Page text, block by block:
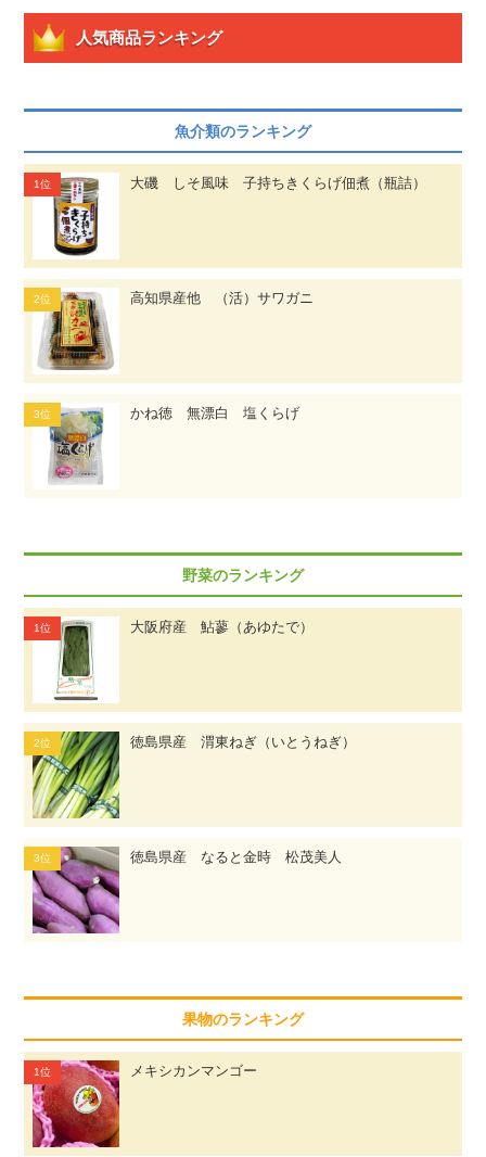
人気商品ランキング
魚介類のランキング
大磯 しそ風味 子持ちきくらげ佃煮（瓶詰）
高知県産他 （活）サワガニ
かね徳 無漂白 塩くらげ
野菜のランキング
大阪府産 鮎蓼（あゆたで）
徳島県産 渭東ねぎ（いとうねぎ）
徳島県産 なると金時 松茂美人
果物のランキング
メキシカンマンゴー